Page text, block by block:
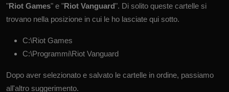
"Riot Games" e "Riot Vanguard". Di solito queste cartelle si
trovano nella posizione in cui le ho lasciate qui sotto.
C:\Riot Games
C:\Programmi\Riot Vanguard
Dopo aver selezionato e salvato le cartelle in ordine, passiamo
all'altro suggerimento.